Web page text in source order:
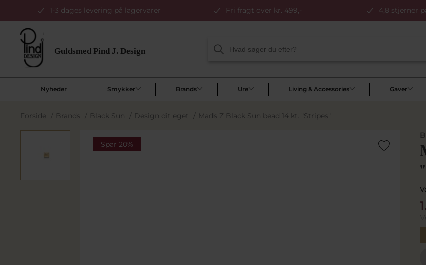
1-3 dages levering på lagervarer Fri fragt over kr. 499,- 4,8 stjerner
Nyheder Smykker Brands Ure Living & Accessories Gaver
Forside / Brands / Black Sun / Design dit eget / Mads Z Black Sun bead 14 kt. "Stripes"
Spar 20%